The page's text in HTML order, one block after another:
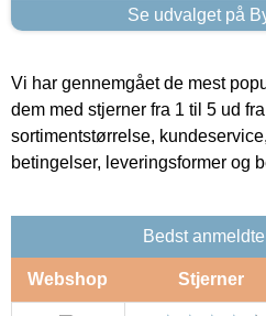
Se udvalget på
Vi har gennemgået de mest
dem med stjerner fra 1 til 5 ud
sortimentstørrelse,
betingelser, leveringsformer og
Bedst
Webshop Stjerner